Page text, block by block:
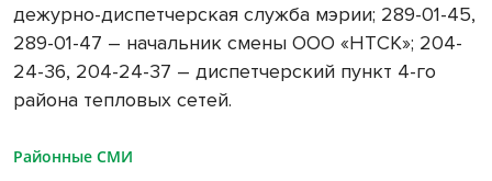
дежурно-диспетчерская служба мэрии; 289-01-45,
289-01-47 – начальник смены ООО «НТСК»; 204-
24-36, 204-24-37 – диспетчерский пункт 4-го
района тепловых сетей.
Районные СМИ